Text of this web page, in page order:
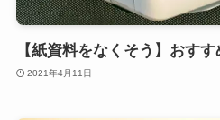
【紙資料をなくそう】おす
2021年4月11日